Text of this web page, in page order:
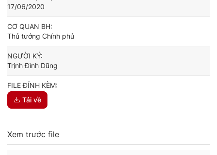
17/06/2020
CƠ QUAN BH:
Thủ tướng Chính phủ
NGƯỜI KÝ:
Trịnh Đình Dũng
FILE ĐÍNH KÈM:
Tải về
Xem trước file